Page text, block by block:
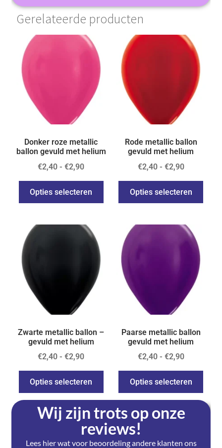
Gerelateerde producten
Donker roze metallic
ballon gevuld met helium
€2,40 - €2,90
Opties selecteren
Rode metallic ballon
gevuld met helium
€2,40 - €2,90
Opties selecteren
Zwarte metallic ballon –
gevuld met helium
€2,40 - €2,90
Opties selecteren
Paarse metallic ballon
gevuld met helium
€2,40 - €2,90
Opties selecteren
Wij zijn trots op onze
reviews!
Lees hier wat voor beoordeling andere klanten ons